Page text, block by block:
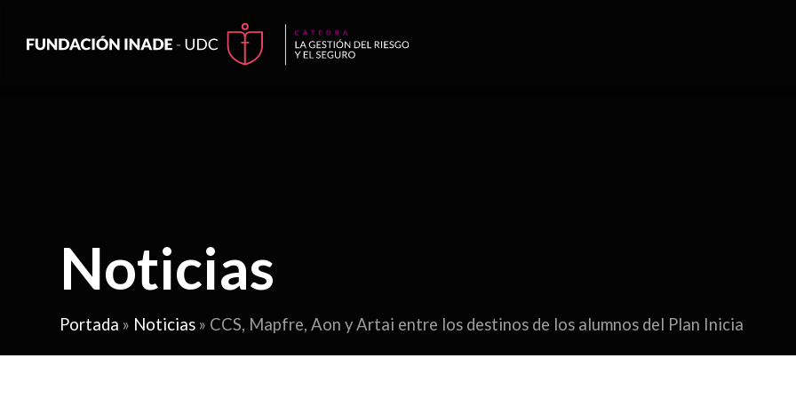
Noticias
Portada » Noticias » CCS, Mapfre, Aon y Artai entre los destinos de los alumnos del Plan Inicia